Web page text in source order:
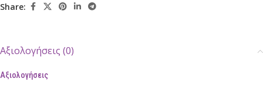
Share:
Αξιολογήσεις (0)
Αξιολογήσεις